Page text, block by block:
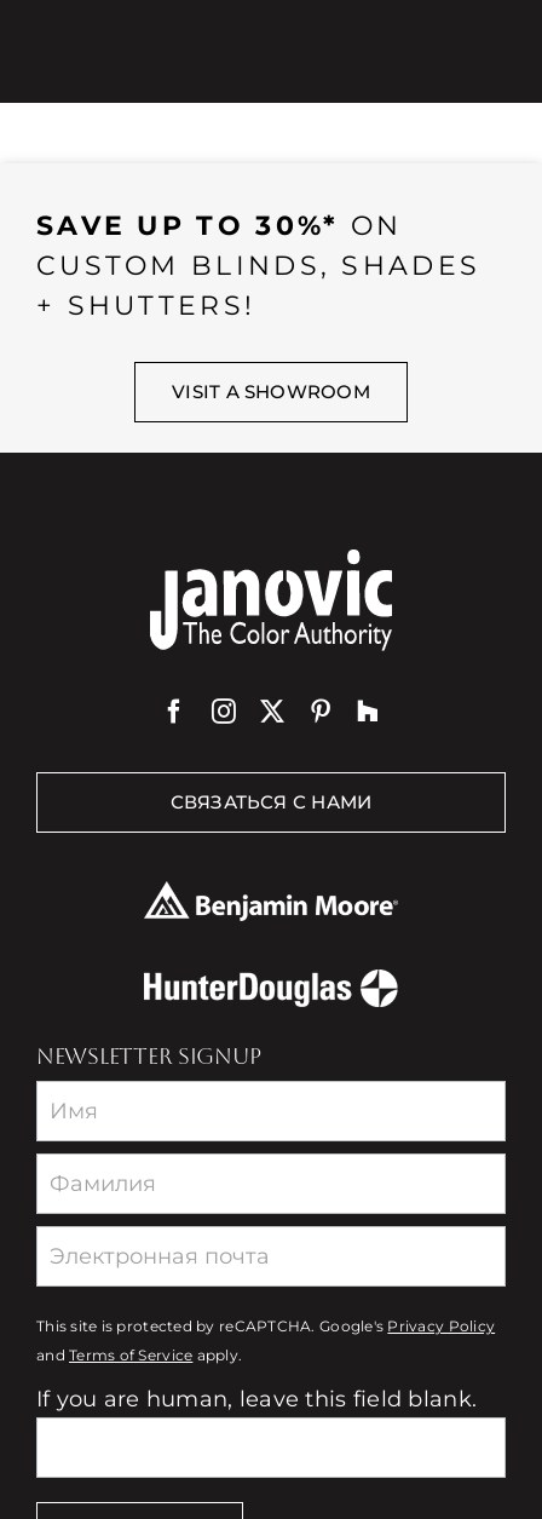
SAVE UP TO 30%* ON
CUSTOM BLINDS, SHADES
+ SHUTTERS!
VISIT A SHOWROOM
СВЯЗАТЬСЯ С НАМИ
NEWSLETTER SIGNUP
Newsletter
This site is protected by reCAPTCHA. Google's Privacy Policy
andTerms of Service apply.
If you are human, leave this field blank.